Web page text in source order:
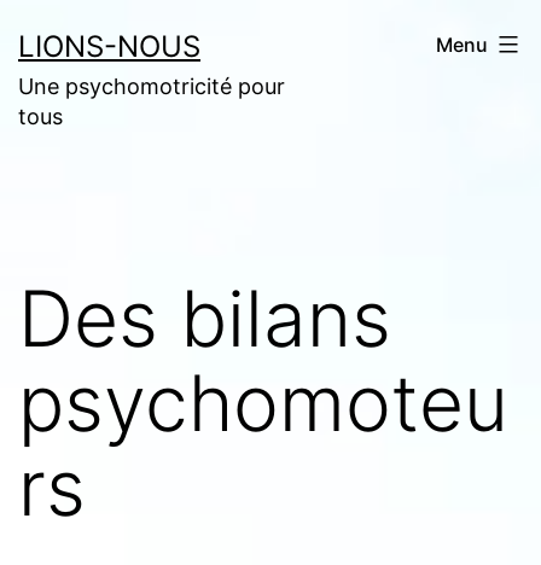
au
contenu
LIONS-NOUS
Une psychomotricité pour
tous
Menu
Des bilans
psychomoteu
rs